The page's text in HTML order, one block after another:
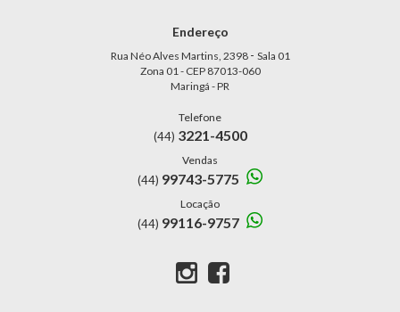
Endereço
Rua Néo Alves Martins, 2398 - Sala 01
Zona 01 - CEP 87013-060
Maringá - PR
Telefone
(44) 3221-4500
Vendas
(44) 99743-5775
Locação
(44) 99116-9757